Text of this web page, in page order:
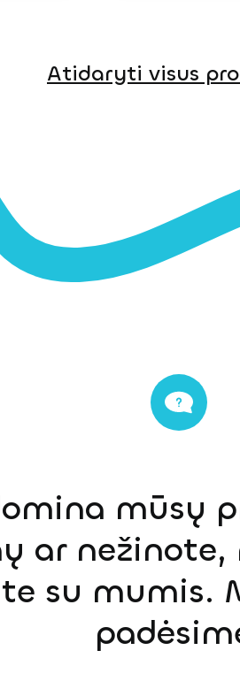
Atidaryti visus
mūsų
ar
su mumis.